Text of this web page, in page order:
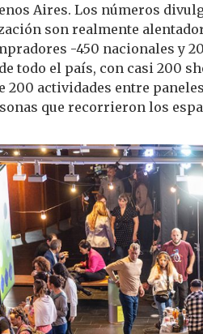
Aires. Los números
son realmente
-450 nacionales y
todo el país, con casi 200
200 actividades entre
que recorrieron los